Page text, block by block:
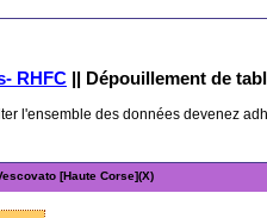
RHFC || Dépouillement de
l'ensemble des données devenez
[Haute Corse](X)